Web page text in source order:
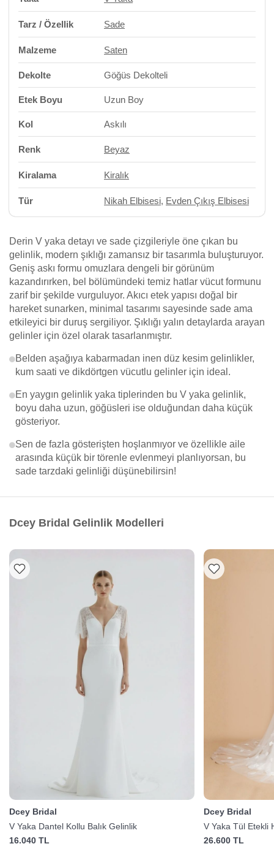
Tarz / Özellik Sade
Malzeme Saten
Dekolte Göğüs Dekolteli
Etek Boyu Uzun Boy
Kol Askılı
Renk Beyaz
Kiralama Kiralık
Tür Nikah Elbisesi, Evden Çıkış Elbisesi
Derin V yaka detayı ve sade çizgileriyle öne çıkan bu
gelinlik, modern şıklığı zamansız bir tasarımla buluşturuyor.
Geniş askı formu omuzlara dengeli bir görünüm
kazandırırken, bel bölümündeki temiz hatlar vücut formunu
zarif bir şekilde vurguluyor. Akıcı etek yapısı doğal bir
hareket sunarken, minimal tasarımı sayesinde sade ama
etkileyici bir duruş sergiliyor. Şıklığı yalın detaylarda arayan
gelinler için özel olarak tasarlanmıştır.
Belden aşağıya kabarmadan inen düz kesim gelinlikler,
kum saati ve dikdörtgen vücutlu gelinler için ideal.
En yaygın gelinlik yaka tiplerinden bu V yaka gelinlik,
boyu daha uzun, göğüsleri ise olduğundan daha küçük
gösteriyor.
Sen de fazla gösterişten hoşlanmıyor ve özellikle aile
arasında küçük bir törenle evlenmeyi planlıyorsan, bu
sade tarzdaki gelinliği düşünebilirsin!
Dcey Bridal Gelinlik Modelleri
Dcey Bridal
V Yaka Dantel Kollu Balık Gelinlik
16.040 TL
Dcey Bridal
V Yaka Tül Etekli
26.600 TL